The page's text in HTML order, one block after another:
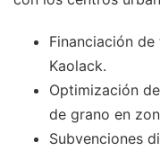
Financiación
Kaolack.
Optimización
de grano en
Subvenciones